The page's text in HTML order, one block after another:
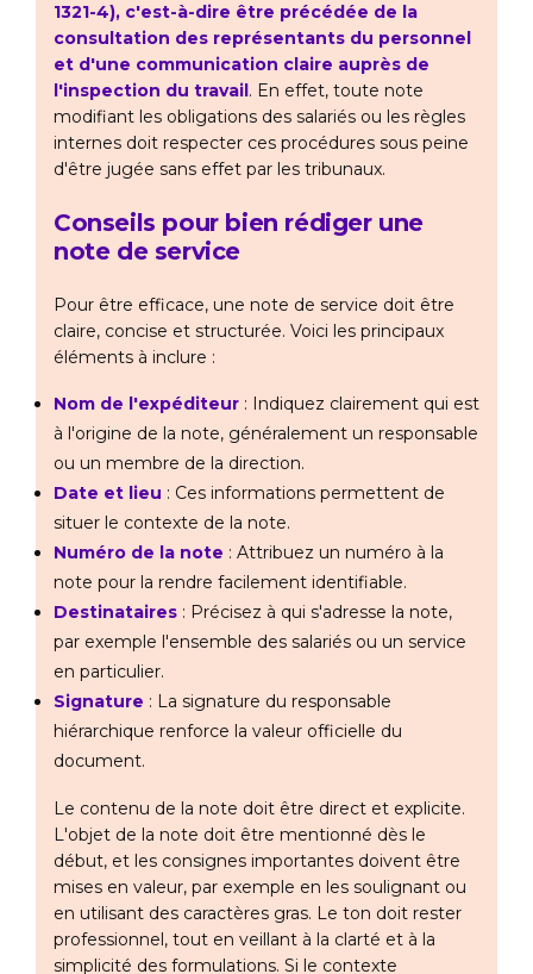
1321-4), c'est-à-dire être précédée de la
consultation des représentants du personnel
et d'une communication claire auprès de
l'inspection du travail. En effet, toute note
modifiant les obligations des salariés ou les règles
internes doit respecter ces procédures sous peine
d'être jugée sans effet par les tribunaux.
Conseils pour bien rédiger une
note de service
Pour être efficace, une note de service doit être
claire, concise et structurée. Voici les principaux
éléments à inclure :
Nom de l'expéditeur : Indiquez clairement qui est
à l'origine de la note, généralement un responsable
ou un membre de la direction.
Date et lieu : Ces informations permettent de
situer le contexte de la note.
Numéro de la note : Attribuez un numéro à la
note pour la rendre facilement identifiable.
Destinataires : Précisez à qui s'adresse la note,
par exemple l'ensemble des salariés ou un service
en particulier.
Signature : La signature du responsable
hiérarchique renforce la valeur officielle du
document.
Le contenu de la note doit être direct et explicite.
L'objet de la note doit être mentionné dès le
début, et les consignes importantes doivent être
mises en valeur, par exemple en les soulignant ou
en utilisant des caractères gras. Le ton doit rester
professionnel, tout en veillant à la clarté et à la
simplicité des formulations. Si le contexte